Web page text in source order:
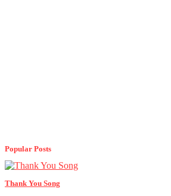
Popular Posts
Thank You Song